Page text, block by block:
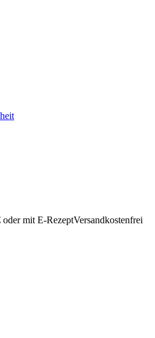
oder mit E-RezeptVersandkostenfrei